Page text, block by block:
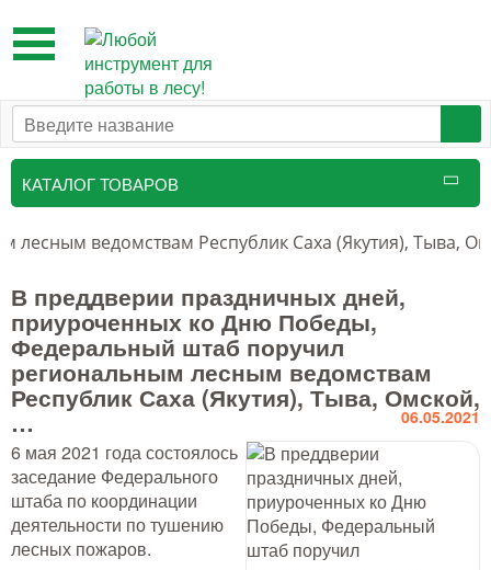
Toggle
navigation
КАТАЛОГ ТОВАРОВ
Таксационный инструмент
Бензоинструмент и
принадлежности
Инструмент лесоруба
Аншлаги противопожарные, панно
аренды, знаки
Тушение лесных пожаров
Одежда для работы в лесу
ведомствам Республик Саха (Якутия), Тыва,
В преддверии праздничных дней,
приуроченных ко Дню Победы,
Федеральный штаб поручил
региональным лесным ведомствам
Республик Саха (Якутия), Тыва, Омской,
… 06.05.2021
6 мая 2021 года состоялось
заседание Федерального
штаба по координации
деятельности по тушению
лесных пожаров.